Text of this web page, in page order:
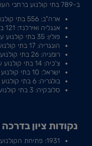
ב-789 בתי קולנוע ברחבי העולם:
ארה"ב: 556 בתי קולנוע עם 7,293 מסכים
אנגליה ואירלנד: 121 בתי קולנוע עם 1,100 מסכים
פולין: 35 בתי קולנוע עם 385 מסכים
הונגריה: 17 בתי קולנוע עם 153 מסכים
רומניה: 26 בתי קולנוע עם 237 מסכים
צ'כיה: 14 בתי קולנוע עם 133 מסכים
ישראל: 10 בתי קולנוע עם 130 מסכים
בולגריה: 6 בתי קולנוע עם 65 מסכים
סלובקיה: 3 בתי קולנוע עם 29 מסכים
נקודות ציון
1931: פתיחת הקולנוע הראשון "עין דור" בחיפה.